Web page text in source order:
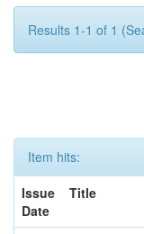
Results 1-1 of 1
Item hits:
Issue
Date
Title